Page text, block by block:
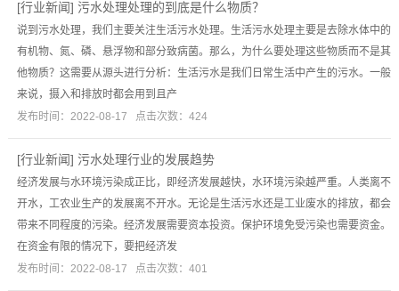
[行业新闻] 污水处理处理的到底是什么物质？
说到污水处理，我们主要关注生活污水处理。生活污水处理主要是去除水体中的
有机物、氮、磷、悬浮物和部分致病菌。那么，为什么要处理这些物质而不是其
他物质？这需要从源头进行分析：生活污水是我们日常生活中产生的污水。一般
来说，摄入和排放时都会用到且产
发布时间：2022-08-17 点击次数：424
[行业新闻] 污水处理行业的发展趋势
经济发展与水环境污染成正比，即经济发展越快，水环境污染越严重。人类离不
开水，工农业生产的发展离不开水。无论是生活污水还是工业废水的排放，都会
带来不同程度的污染。经济发展需要资本投资。保护环境免受污染也需要资金。
在资金有限的情况下，要把经济发
发布时间：2022-08-17 点击次数：401